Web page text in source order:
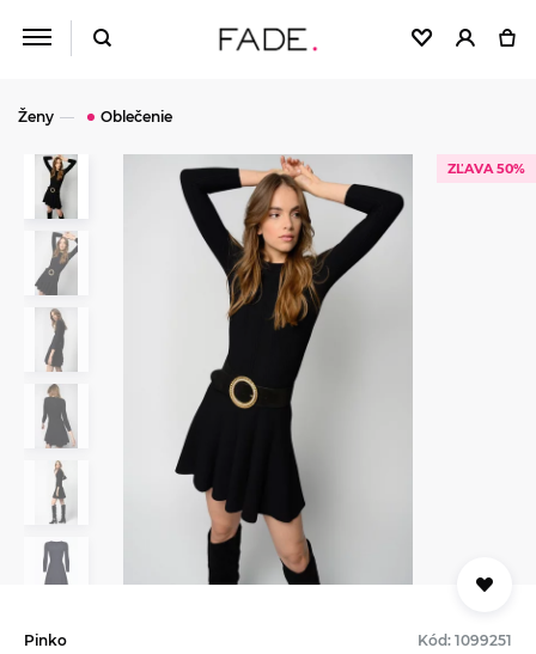
Ženy Oblečenie
ZĽAVA 50%
Pinko Kód: 1099251